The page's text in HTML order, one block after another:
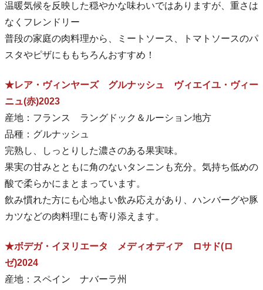
温暖気候を反映した穏やかな味わいではありますが、重さは
なくフレンドリー
普段の家庭の肉料理から、ミートソース、トマトソースのパ
スタやピザにももちろんおすすめ！
★レア・ヴィンヤーズ グルナッシュ ヴィエイユ・ヴィー
ニュ(赤)2023
産地：フランス ラングドック＆ルーション地方
品種：グルナッシュ
完熟し、しっとりした濃さのある果実味。
果実の甘みとともに角のないタンニンも充分。気持ち低めの
酸で柔らかにまとまっています。
飲み慣れた方にも心地よい飲み応えがあり、ハンバーグや豚
カツなどの肉料理にも寄り添えます。
★ボデガ・イヌリエータ メディオディア ロサド(ロ
ゼ)2024
産地：スペイン ナバーラ州